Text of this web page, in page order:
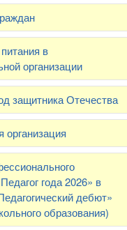
в
организации
защитника Отечества
года 2026» в
дебют»
образования)